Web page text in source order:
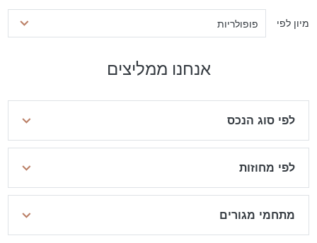
מיון לפי פופולריות
אנחנו ממליצים
לפי סוג הנכס
לפי מחוזות
מתחמי מגורים